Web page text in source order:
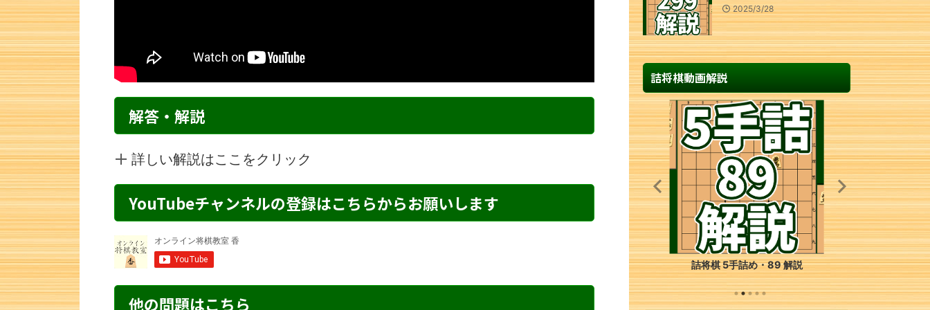
解答・解説
詳しい解説はここをクリック
YouTubeチャンネルの登録はこちらからお願いします
他の問題はこちら
2025/3/28
詰将棋動画解説
詰将棋 3手詰め・249 解説 詰将棋 4手詰め・113 解説 詰